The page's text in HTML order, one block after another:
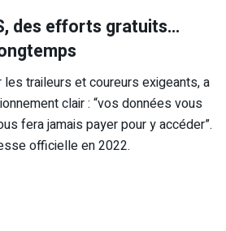
des efforts gratuits…
les traileurs et coureurs exigeants, a
clair : “vos données vous
fera jamais payer pour y accéder”.
officielle en 2022.